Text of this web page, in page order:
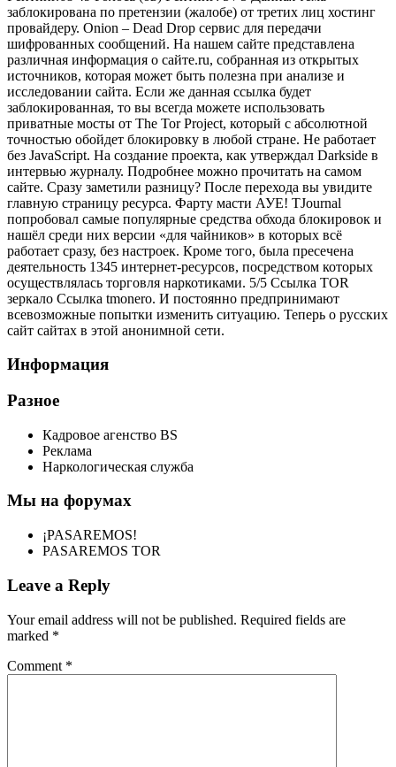
заблокирована по претензии (жалобе) от третих лиц хостинг
провайдеру. Onion – Dead Drop сервис для передачи
шифрованных сообщений. На нашем сайте представлена
различная информация о сайте.ru, собранная из открытых
источников, которая может быть полезна при анализе и
исследовании сайта. Если же данная ссылка будет
заблокированная, то вы всегда можете использовать
приватные мосты от The Tor Project, который с абсолютной
точностью обойдет блокировку в любой стране. Не работает
без JavaScript. На создание проекта, как утверждал Darkside в
интервью журналу. Подробнее можно прочитать на самом
сайте. Сразу заметили разницу? После перехода вы увидите
главную страницу ресурса. Фарту масти АУЕ! TJournal
попробовал самые популярные средства обхода блокировок и
нашёл среди них версии «для чайников» в которых всё
работает сразу, без настроек. Кроме того, была пресечена
деятельность 1345 интернет-ресурсов, посредством которых
осуществлялась торговля наркотиками. 5/5 Ссылка TOR
зеркало Ссылка tmonero. И постоянно предпринимают
всевозможные попытки изменить ситуацию. Теперь о русских
сайт сайтах в этой анонимной сети.
Информация
Разное
Кадровое агенство BS
Реклама
Наркологическая служба
Мы на форумах
¡PASAREMOS!
PASAREMOS TOR
Leave a Reply
Your email address will not be published. Required fields are
marked *
Comment *